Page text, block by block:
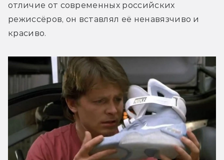
отличие от современных российских
режиссёров, он вставлял её ненавязчиво и
красиво.